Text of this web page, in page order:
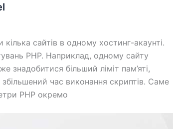
сайтів в одному хостинг-акаунті.
PHP. Наприклад, одному сайту
знадобитися більший ліміт пам’яті,
час виконання скриптів. Саме
PHP окремо